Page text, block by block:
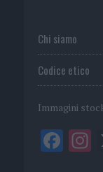
Chi siamo
Codice etico
Immagini